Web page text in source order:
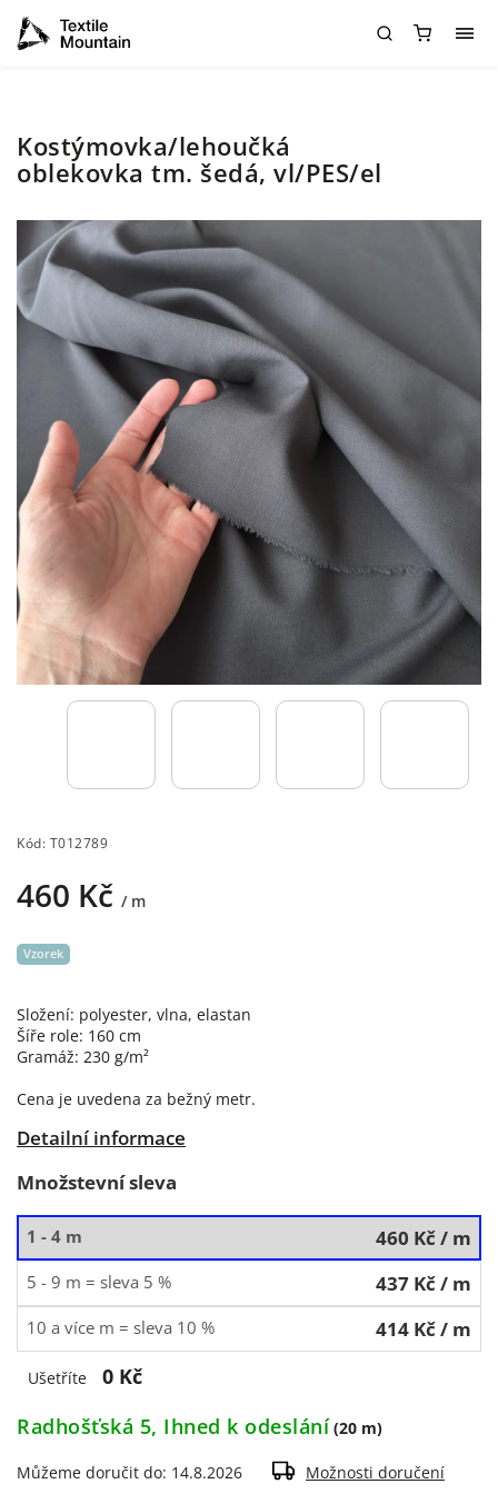
Kostýmovka/lehoučká
oblekovka tm. šedá, vl/PES/el
Kód: T012789
460 Kč / m
Složení: polyester, vlna, elastan
Šíře role: 160 cm
Gramáž: 230 g/m²
Cena je uvedena za bežný metr.
Detailní informace
Vzorek
Množstevní sleva
1 - 4 m 460 Kč/ m
5 - 9 m = sleva 5 % 437 Kč/ m
10 a více m = sleva 10 % 414 Kč/ m
Ušetříte
0 Kč
Radhošťská 5, Ihned k odeslání (20 m)
Můžeme doručit do: 14.8.2026 Možnosti doručení